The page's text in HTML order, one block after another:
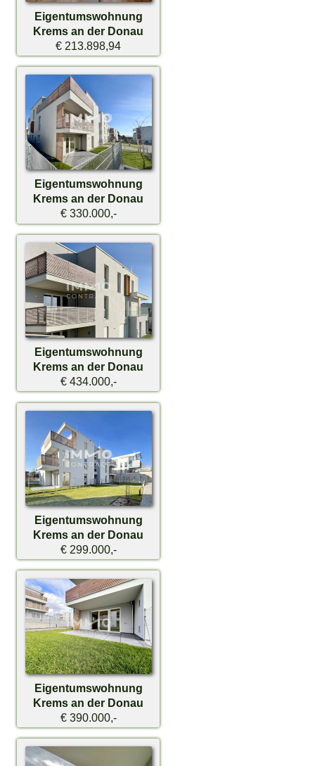
Eigentumswohnung
Krems an der Donau
€ 213.898,94
Eigentumswohnung
Krems an der Donau
€ 330.000,-
Eigentumswohnung
Krems an der Donau
€ 434.000,-
Eigentumswohnung
Krems an der Donau
€ 299.000,-
Eigentumswohnung
Krems an der Donau
€ 390.000,-